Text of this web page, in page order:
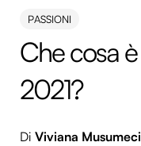
PASSIONI
Che cosa
2021?
Di Viviana Musumeci